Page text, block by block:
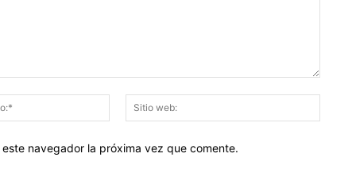
Correo
electrónico:*
web:
navegador la próxima vez que comente.